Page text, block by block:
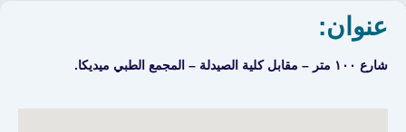
عنوان:
شارع ١٠٠ متر – مقابل كلية الصيدلة – المجمع الطبي ميديكا.